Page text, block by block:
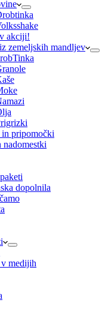
akciji!
zemeljskih mandljev
in pripomočki
nadomestki
dopolnila
medijih